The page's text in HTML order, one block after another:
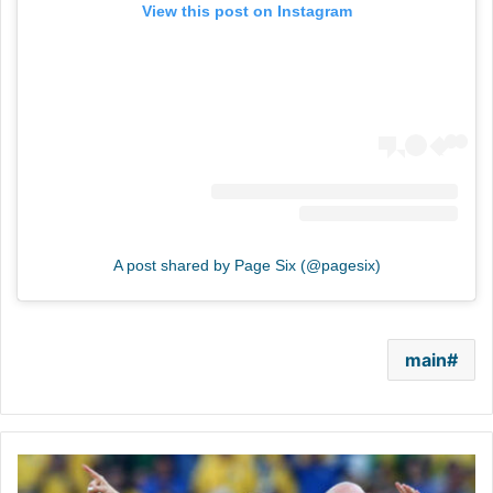
View this post on Instagram
A post shared by Page Six (@pagesix)
main
من
Waka